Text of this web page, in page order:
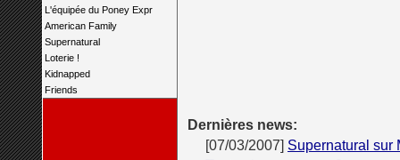
L'équipée du Poney Expr
American Family
Supernatural
Loterie !
Kidnapped
Friends
Dernières news:
[07/03/2007] Supernatural sur